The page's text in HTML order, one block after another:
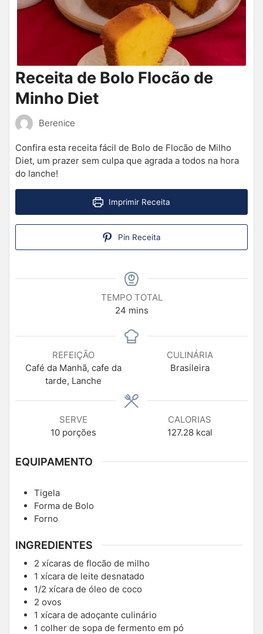
Receita de Bolo Flocão de
Minho Diet
Berenice
Confira esta receita fácil de Bolo de Flocão de Milho
Diet, um prazer sem culpa que agrada a todos na hora
do lanche!
Imprimir Receita
Pin Receita
TEMPO TOTAL
24 mins
REFEIÇÃO
Café da Manhã, cafe da
tarde, Lanche
CULINÁRIA
Brasileira
SERVE
10 porções
CALORIAS
127.28 kcal
EQUIPAMENTO
Tigela
Forma de Bolo
Forno
INGREDIENTES
2 xícaras de flocão de milho
1 xícara de leite desnatado
1/2 xícara de óleo de coco
2 ovos
1 xícara de adoçante culinário
1 colher de sopa de fermento em pó